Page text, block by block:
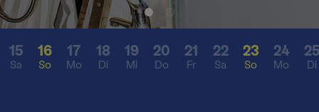
Presse
15
Sa
16
So
17
Mo
18
Di
19
Mi
20
Do
21
Fr
22
Sa
23
So
24
Mo
25
Di